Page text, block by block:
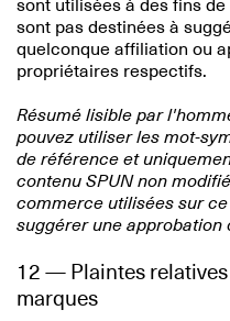
sont utilisées à des fins
sont pas destinées à
quelconque affiliation ou
propriétaires respectifs.
Résumé lisible par
pouvez utiliser les mot-
de référence et
contenu SPUN non
commerce utilisées sur
suggérer une approbation
12 — Plaintes
marques